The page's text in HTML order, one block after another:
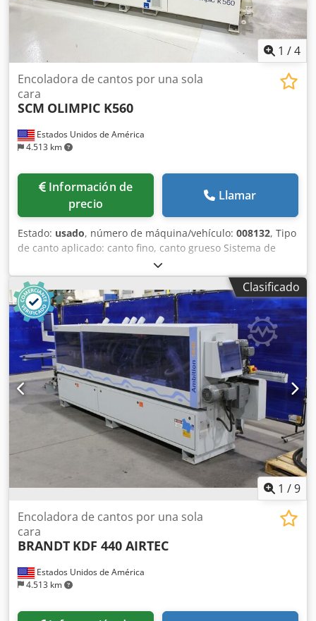
1 /4
Estados Unidos de América
4.513 km
Encoladora de cantos por una sola
cara
SCM OLIMPIC K560
Información de
precio
Llamar
Estado: usado, número de máquina/vehículo: 008132, Tipo
de canto aplicado: canto fino, canto grueso Sistema de
encolado: EVA Fresado de juntas: sí Unidad multifunción:
sí Velocidad máxima de avance: 18 m/min Espesor máximo
de panel: 60 mm Codjw Idc Rspfx Amujha Unidades de
trabajo: 7 uds.
Clasificado
1 /9
Estados Unidos de América
4.513 km
Encoladora de cantos por una sola
cara
BRANDT KDF 440 AIRTEC